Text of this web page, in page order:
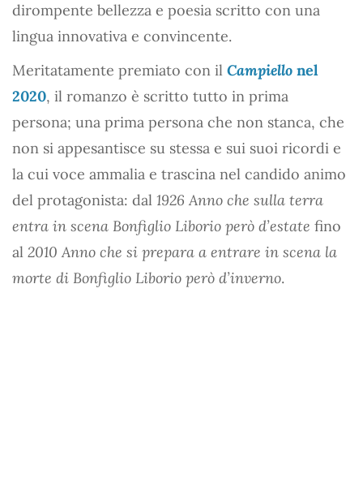
dirompente bellezza e poesia scritto con una
lingua innovativa e convincente.
Meritatamente premiato con il Campiello nel
2020, il romanzo è scritto tutto in prima
persona; una prima persona che non stanca, che
non si appesantisce su stessa e sui suoi ricordi e
la cui voce ammalia e trascina nel candido animo
del protagonista: dal 1926 Anno che sulla terra
entra in scena Bonfiglio Liborio però d’estate fino
al 2010 Anno che si prepara a entrare in scena la
morte di Bonfiglio Liborio però d’inverno.